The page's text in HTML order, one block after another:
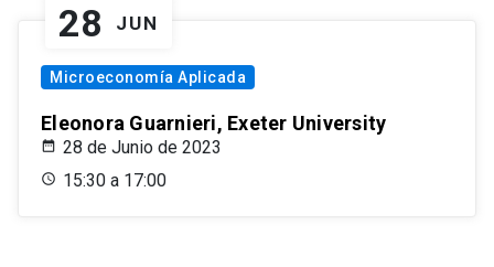
28 JUN
Microeconomía Aplicada
Eleonora Guarnieri, Exeter University
28 de Junio de 2023
15:30 a 17:00